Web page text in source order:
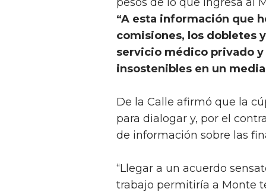
“A esta información que
comisiones, los dobletes
servicio médico privado
insostenibles en un
De la Calle afirmó que la
para dialogar y, por el
de información sobre las
“Llegar a un acuerdo
trabajo permitiría a Monte